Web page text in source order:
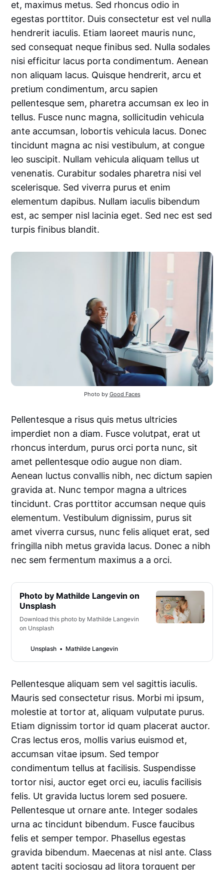
et, maximus metus. Sed rhoncus odio in
egestas porttitor. Duis consectetur est vel nulla
hendrerit iaculis. Etiam laoreet mauris nunc,
sed consequat neque finibus sed. Nulla sodales
nisi efficitur lacus porta condimentum. Aenean
non aliquam lacus. Quisque hendrerit, arcu et
pretium condimentum, arcu sapien
pellentesque sem, pharetra accumsan ex leo in
tellus. Fusce nunc magna, sollicitudin vehicula
ante accumsan, lobortis vehicula lacus. Donec
tincidunt magna ac nisi vestibulum, at congue
leo suscipit. Nullam vehicula aliquam tellus ut
venenatis. Curabitur sodales pharetra nisi vel
scelerisque. Sed viverra purus et enim
elementum dapibus. Nullam iaculis bibendum
est, ac semper nisl lacinia eget. Sed nec est sed
turpis finibus blandit.
Photo by Good Faces
Pellentesque a risus quis metus ultricies
imperdiet non a diam. Fusce volutpat, erat ut
rhoncus interdum, purus orci porta nunc, sit
amet pellentesque odio augue non diam.
Aenean luctus convallis nibh, nec dictum sapien
gravida at. Nunc tempor magna a ultrices
tincidunt. Cras porttitor accumsan neque quis
elementum. Vestibulum dignissim, purus sit
amet viverra cursus, nunc felis aliquet erat, sed
fringilla nibh metus gravida lacus. Donec a nibh
nec sem fermentum maximus a a orci.
Photo by Mathilde Langevin on
Unsplash
Download this photo by Mathilde Langevin
on Unsplash
Unsplash Mathilde Langevin
Pellentesque aliquam sem vel sagittis iaculis.
Mauris sed consectetur risus. Morbi mi ipsum,
molestie at tortor at, aliquam vulputate purus.
Etiam dignissim tortor id quam placerat auctor.
Cras lectus eros, mollis varius euismod et,
accumsan vitae ipsum. Sed tempor
condimentum tellus at facilisis. Suspendisse
tortor nisi, auctor eget orci eu, iaculis facilisis
felis. Ut gravida luctus lorem sed posuere.
Pellentesque ut ornare ante. Integer sodales
urna ac tincidunt bibendum. Fusce faucibus
felis et semper tempor. Phasellus egestas
gravida bibendum. Maecenas at nisl ante. Class
aptent taciti sociosqu ad litora torquent per